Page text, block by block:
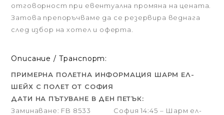
отговорност при евентуална промяна на цената.
Затова препоръчваме да се резервира веднага
след избор на хотел и оферта.
Описание / Транспорт:
ПРИМЕРНА ПОЛЕТНА ИНФОРМАЦИЯ ШАРМ ЕЛ-
ШЕЙХ С ПОЛЕТ ОТ СОФИЯ
ДАТИ НА ПЪТУВАНЕ В ДЕН ПЕТЪК:
Заминаване: FB 8533 София 14:45 – Шарм ел-